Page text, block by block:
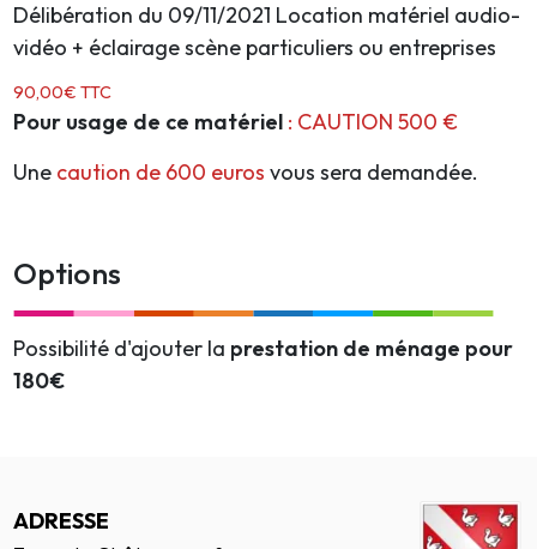
Délibération du 09/11/2021 Location matériel audio-
vidéo + éclairage scène particuliers ou entreprises
90,00€ TTC
Pour usage de ce matériel : CAUTION 500 €
Une caution de 600 euros vous sera demandée.
Options
Possibilité d'ajouter la prestation de ménage pour
180€
ADRESSE